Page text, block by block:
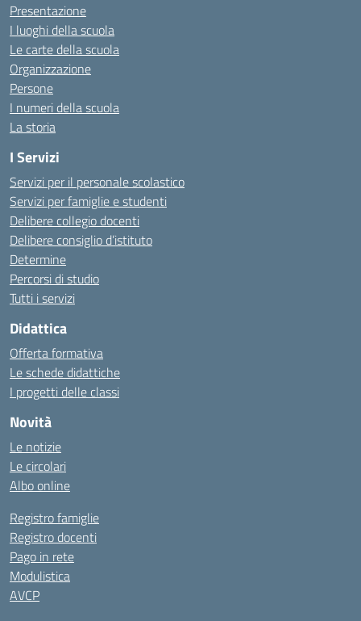
Presentazione
I luoghi della scuola
Le carte della scuola
Organizzazione
Persone
I numeri della scuola
La storia
I Servizi
Servizi per il personale scolastico
Servizi per famiglie e studenti
Delibere collegio docenti
Delibere consiglio d’istituto
Determine
Percorsi di studio
Tutti i servizi
Didattica
Offerta formativa
Le schede didattiche
I progetti delle classi
Novità
Le notizie
Le circolari
Albo online
Registro famiglie
Registro docenti
Pago in rete
Modulistica
AVCP